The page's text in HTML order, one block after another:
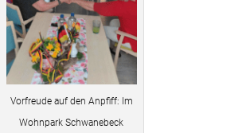
Vorfreude auf den Anpfiff: Im
Wohnpark Schwanebeck